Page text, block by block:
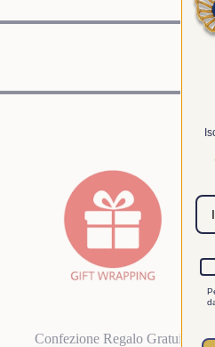
Confezione Regalo Gratuita